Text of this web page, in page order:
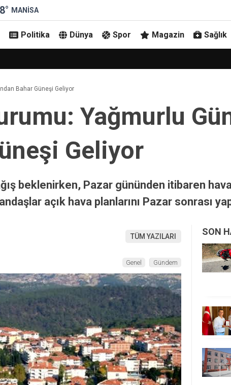
° MANISA
Politika Dünya Spor Magazin Sağlık
Bahar Güneşi Geliyor
Yağmurlu
Geliyor
beklenirken, Pazar gününden itibaren
açık hava planlarını Pazar sonrası
TÜM YAZILARI
Genel Gündem
SON